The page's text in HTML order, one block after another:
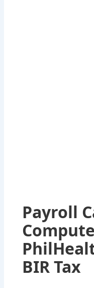
Payroll
Compute
BIR Tax